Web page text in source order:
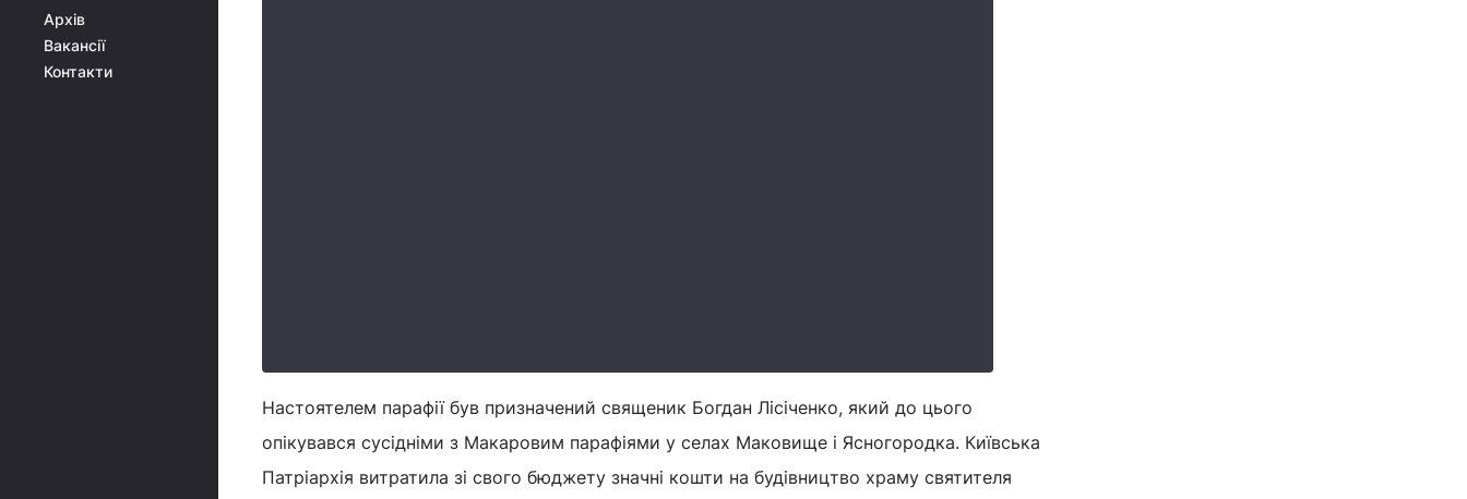
Архів
Вакансії
Контакти
Настоятелем парафії був призначений священик Богдан Лісіченко, який до цього
опікувався сусідніми з Макаровим парафіями у селах Маковище і Ясногородка. Київська
Патріархія витратила зі свого бюджету значні кошти на будівництво храму святителя